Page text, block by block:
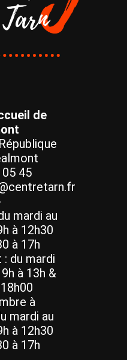
de
45
mardi au
à 12h30
à 17h
du mardi
à 13h &
à
mardi au
à 12h30
à 17h